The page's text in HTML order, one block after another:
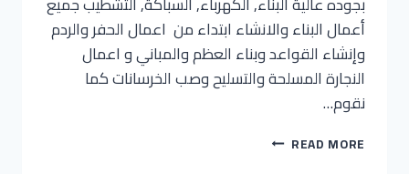
أعمال البناء والانشاء ابتداء من اعمال الحفر والردم
وإنشاء القواعد وبناء العظم والمباني و اعمال
النجارة المسلحة والتسليح وصب الخرسانات كما
نقوم…
READ MORE